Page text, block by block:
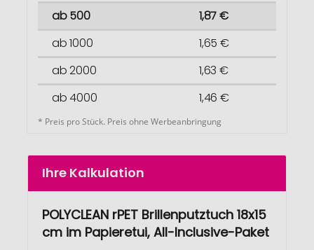
ab 500
1,87 €
ab 1000
1,65 €
ab 2000
1,63 €
ab 4000
1,46 €
* Preis pro Stück. Preis ohne Werbeanbringung
Ihre Kalkulation
POLYCLEAN rPET Brillenputztuch 18x15
cm im Papieretui, All-Inclusive-Paket